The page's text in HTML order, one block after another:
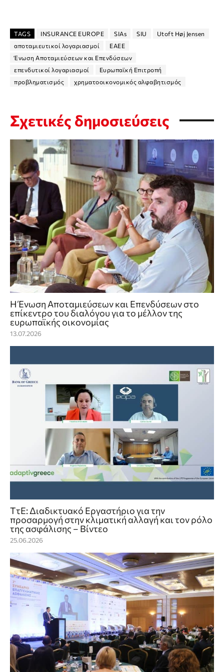
TAGS INSURANCE EUROPE SIAs SIU
Utoft Høj Jensen
αποταμιευτικοί λογαριασμοί
ΕΑΕΕ
Ένωση Αποταμιεύσεων και Επενδύσεων
επενδυτικοί λογαριασμοί
Ευρωπαϊκή Επιτροπή
προβληματισμός
χρηματοοικονομικός αλφαβητισμός
Σχετικές δημοσιεύσεις
Η Ένωση Αποταμιεύσεων και Επενδύσεων στο
επίκεντρο του διαλόγου για το μέλλον της
ευρωπαϊκής οικονομίας
13.07.2026
ΤτΕ: Διαδικτυακό Εργαστήριο για την
προσαρμογή στην κλιματική αλλαγή και τον ρόλο
της ασφάλισης – Βίντεο
25.06.2026